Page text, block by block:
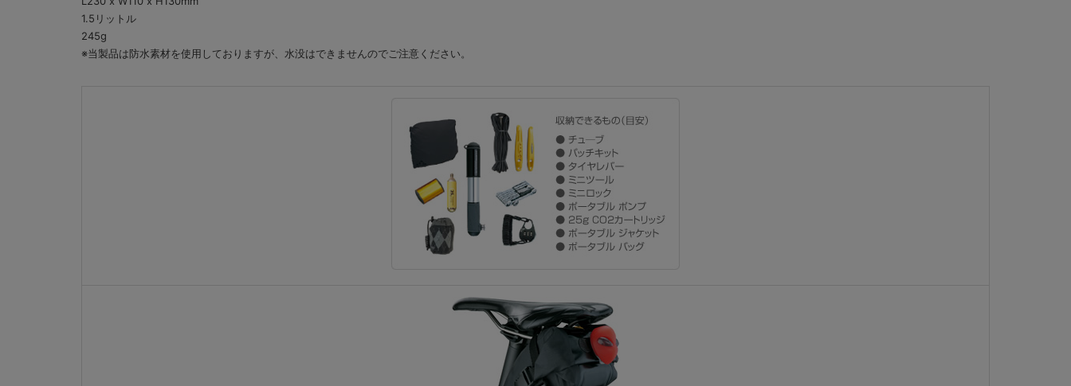
1.5リットル
245g
※当製品は防水素材を使用しておりますが、水没はできませんのでご注意ください。